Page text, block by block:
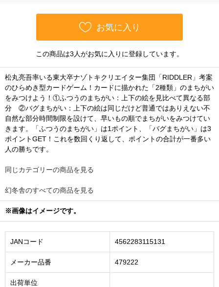
お気に入り
この商品は3人がお気に入りに登録しています。
松丸亮吾率いる東大卒ナゾトキクリエイター集団「RIDDLER」考案
のひらめき型カードゲーム！カードに描かれた「2種類」のまちがい
をみつけよう！①ふつうのまちがい：上下の絵を見比べて異なる部
分 ②バグまちがい：上下の絵は同じだけど普通ではありえない不
自然な部分時間制限を設けて、早いもの順でまちがいをみつけてい
きます。「ふつうのまちがい」は1ポイント、「バグまちがい」は3
ポイントGET！これを数回くり返して、ポイントの合計が一番多い
人の勝ちです。
同じカテゴリーの商品を見る
幻冬舎のすべての商品を見る
※画像はイメージです。
JANコード 4562283115131
メーカー品番 479222
出荷単位